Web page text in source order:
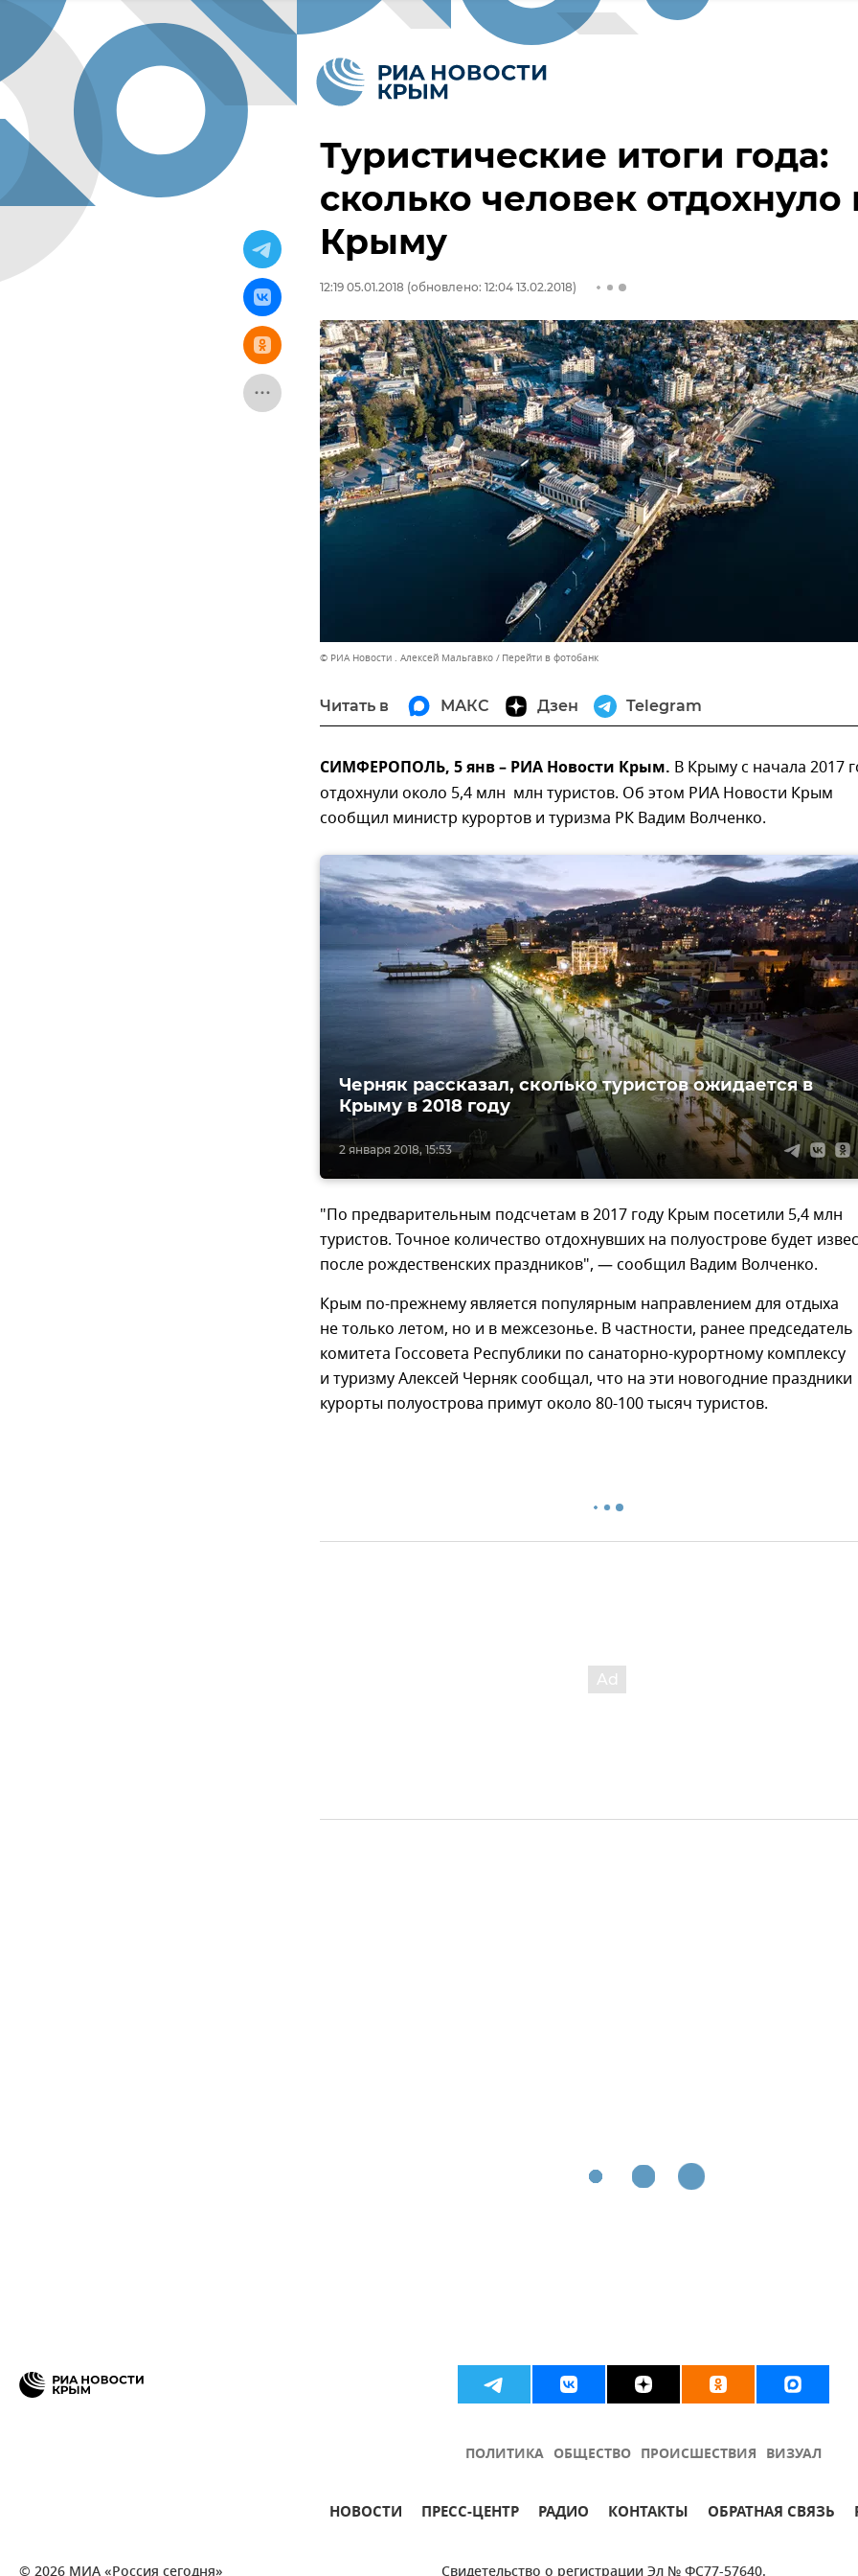
Туристические итоги года:
сколько человек отдохнуло
Крыму
12:19 05.01.2018 (обновлено: 12:04 13.02.2018)
© РИА Новости . Алексей Мальгавко Перейти в фотобанк
Читать в МАКС Дзен Telegram
СИМФЕРОПОЛЬ, 5 янв – РИА Новости Крым. В Крыму с начала 2017
отдохнули около 5,4 млн млн туристов. Об этом РИА Новости Крым
сообщил министр курортов и туризма РК Вадим Волченко.
2 января 2018, 15:53
Черняк рассказал, сколько туристов ожидается в
Крыму в 2018 году
"По предварительным подсчетам в 2017 году Крым посетили 5,4 млн
туристов. Точное количество отдохнувших на полуострове будет
после рождественских праздников", — сообщил Вадим Волченко.
Крым по-прежнему является популярным направлением для отдыха
не только летом, но и в межсезонье. В частности, ранее председатель
комитета Госсовета Республики по санаторно-курортному комплексу
и туризму Алексей Черняк сообщал, что на эти новогодние праздники
курорты полуострова примут около 80-100 тысяч туристов.
ПОЛИТИКА ОБЩЕСТВО ПРОИСШЕСТВИЯ ВИЗУАЛ
НОВОСТИ ПРЕСС-ЦЕНТР РАДИО КОНТАКТЫ ОБРАТНАЯ СВЯЗЬ